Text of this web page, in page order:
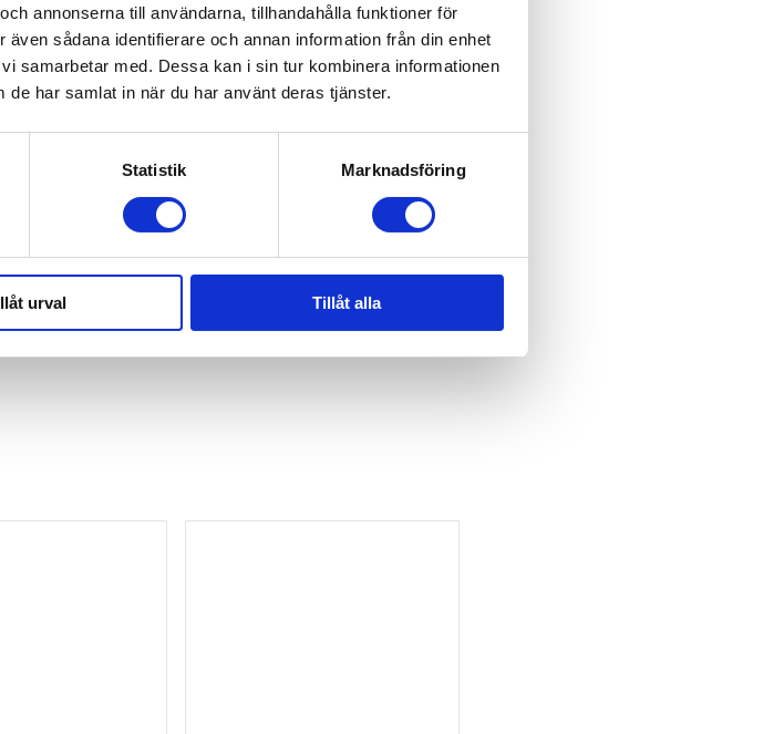
annonserna till användarna, tillhandahålla funktioner för
sådana identifierare och annan information från din enhet
samarbetar med. Dessa kan i sin tur kombinera informationen
har samlat in när du har använt deras tjänster.
Statistik Marknadsföring
urval Tillåt alla